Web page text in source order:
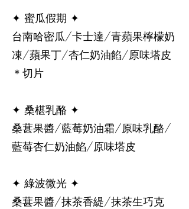
✦ 蜜瓜假期 ✦
台南哈密瓜/卡士達/青蘋果檸檬奶
凍/蘋果丁/杏仁奶油餡/原味塔皮
＊切片
✦ 桑椹乳酪 ✦
桑葚果醬/藍莓奶油霜/原味乳酪/
藍莓杏仁奶油餡/原味塔皮
✦ 綠波微光 ✦
桑葚果醬/抹茶香緹/抹茶生巧克